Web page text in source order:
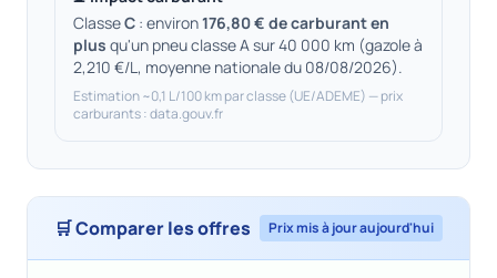
ClasseC : environ176,80 € de carburant en
plus qu'un pneu classe A sur 40 000 km (gazole à
2,210 €/L, moyenne nationale du 08/08/2026).
Estimation ~0,1 L/100 km par classe (UE/ADEME) — prix
carburants : data.gouv.fr
🛒 Comparer les offres Prix mis à jour aujourd'hui